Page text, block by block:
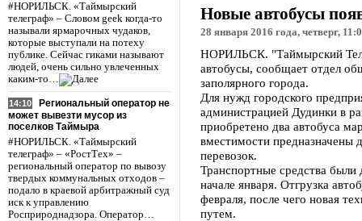
#НОРИЛЬСК. «Таймырский
телеграф» – Словом geek когда-то
называли ярмарочных чудаков,
которые выступали на потеху
публике. Сейчас гиками называют
людей, очень сильно увлеченных
каким-то…
14:10
Региональный оператор не
может вывезти мусор из
поселков Таймыра
#НОРИЛЬСК. «Таймырский
телеграф» – «РостТех» –
региональный оператор по вывозу
твердых коммунальных отходов –
подало в краевой арбитражный суд
иск к управлению
Росприроднадзора. Оператор…
Новые автобусы
28 января 2016 года, четверг,
НОРИЛЬСК. "Таймырский
автобусы, сообщает отдел
заполярного города.
Для нужд городского
администрацией Дудинки в
приобретено два автобуса
вместимости предназначены
перевозок.
Транспортные средства были
начале января. Отгрузка
февраля, после чего новая
путем.